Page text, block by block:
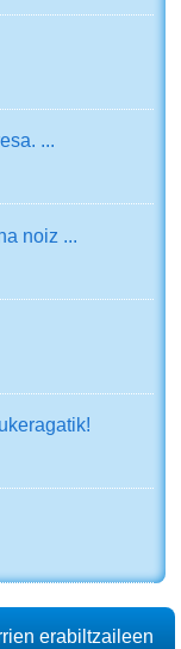
...
noiz ...
erabiltzaileen